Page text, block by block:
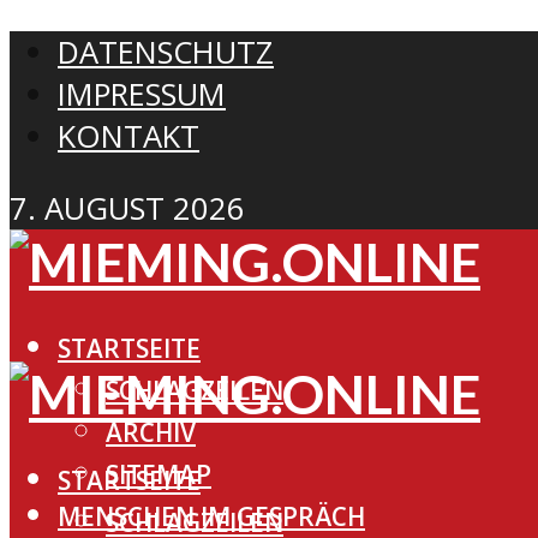
DATENSCHUTZ
IMPRESSUM
KONTAKT
7. AUGUST 2026
STARTSEITE
SCHLAGZEILEN
ARCHIV
SITEMAP
MENSCHEN IM GESPRÄCH
STARTSEITE
SCHLAGZEILEN